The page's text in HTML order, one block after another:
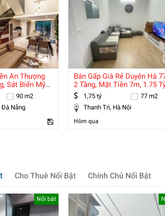
5
An Thượng
Sát Biển Mỹ
90 m2
Ngũ Hành Sơn, Đà Nẵng
Bán Gấp Giá Rẻ Duyên Hà
2 Tầng, Mặt Tiền 7m, 1.75
Thanh Trì.
1,75 tỷ
77 m2
Thanh Trì, Hà Nội
Hôm qua
Cho Thuê Nổi Bật Chính Chủ Nổi Bật
Nổi bật